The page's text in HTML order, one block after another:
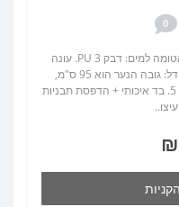
0
1. בד גשם: בד פוליאסטר 2. שכבת דבק אטומה למים: דבק PU 3. עונה
רלוונטית: מתאימה לכל העונות 4. מידע מודל: גובה הנער הוא 95 ס"מ,
גודל S; גובה הילדה הוא 105 ס"מ, גודל מ 5. בד איכותי + הדפסת תבניות